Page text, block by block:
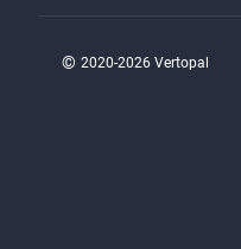
© 2020-2026 Vertopal